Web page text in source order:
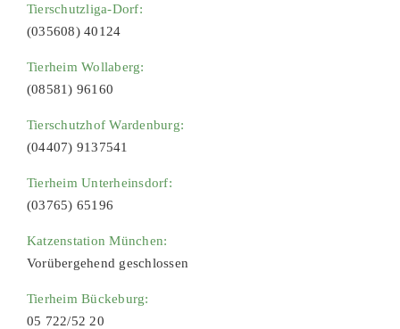
Tierschutzliga-Dorf:
(035608) 40124
Tierheim Wollaberg:
(08581) 96160
Tierschutzhof Wardenburg:
(04407) 9137541
Tierheim Unterheinsdorf:
(03765) 65196
Katzenstation München:
Vorübergehend geschlossen
Tierheim Bückeburg:
05 722/52 20